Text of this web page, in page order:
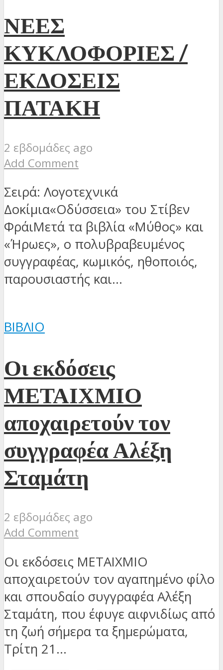
ΝΕΕΣ
ΚΥΚΛΟΦΟΡΙΕΣ /
ΕΚΔΟΣΕΙΣ
ΠΑΤΑΚΗ
2 εβδομάδες ago
Add Comment
Σειρά: Λογοτεχνικά
Δοκίμια«Οδύσσεια» του Στίβεν
ΦράιΜετά τα βιβλία «Μύθος» και
«Ήρωες», ο πολυβραβευμένος
συγγραφέας, κωμικός, ηθοποιός,
παρουσιαστής και...
ΒΙΒΛΊΟ
Οι εκδόσεις
ΜΕΤΑΙΧΜΙΟ
αποχαιρετούν τον
συγγραφέα Αλέξη
Σταμάτη
2 εβδομάδες ago
Add Comment
Οι εκδόσεις ΜΕΤΑΙΧΜΙΟ
αποχαιρετούν τον αγαπημένο φίλο
και σπουδαίο συγγραφέα Αλέξη
Σταμάτη, που έφυγε αιφνιδίως από
τη ζωή σήμερα τα ξημερώματα,
Τρίτη 21...